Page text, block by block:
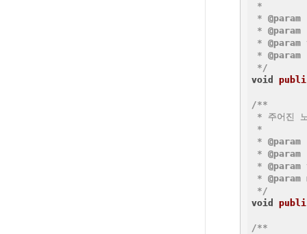
*
* @param
* @param
* @param
* @param
*/
void
/**
* 주어진
*
* @param
* @param
* @param
* @param
*/
void
/**